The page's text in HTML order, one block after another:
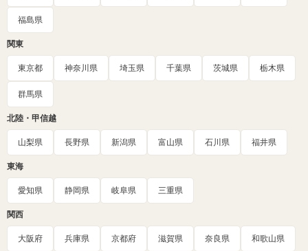
福島県
関東
東京都 神奈川県 埼玉県 千葉県 茨城県 栃木県
群馬県
北陸・甲信越
山梨県 長野県 新潟県 富山県 石川県 福井県
東海
愛知県 静岡県 岐阜県 三重県
関西
大阪府 兵庫県 京都府 滋賀県 奈良県 和歌山県